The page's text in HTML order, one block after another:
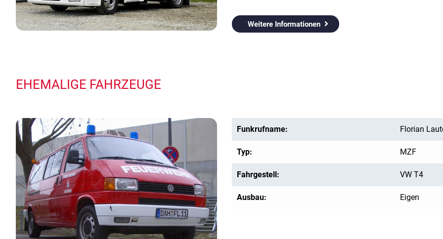
Weitere Informationen
EHEMALIGE FAHRZEUGE
Funkrufname: Florian
Typ: MZF
Fahrgestell: VW T4
Ausbau: Eigen